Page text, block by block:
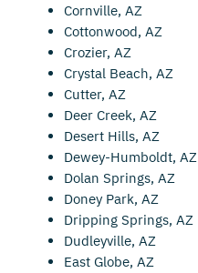
Cornville, AZ
Cottonwood, AZ
Crozier, AZ
Crystal Beach, AZ
Cutter, AZ
Deer Creek, AZ
Desert Hills, AZ
Dewey-Humboldt, AZ
Dolan Springs, AZ
Doney Park, AZ
Dripping Springs, AZ
Dudleyville, AZ
East Globe, AZ